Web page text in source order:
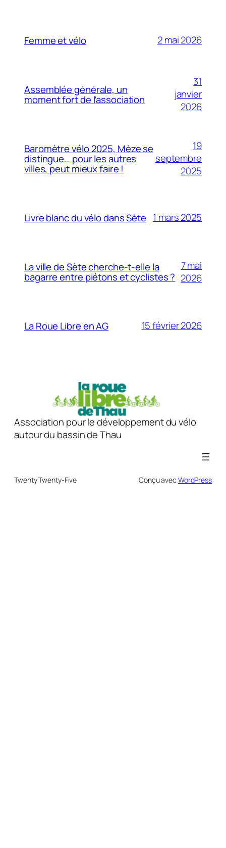
Femme et vélo 2 mai 2026
Assemblée générale, un
moment fort de l’association
31
janvier
2026
Baromètre vélo 2025, Mèze se
distingue… pour les autres
villes, peut mieux faire !
19
septembre
2025
Livre blanc du vélo dans Sète 1 mars 2025
La ville de Sète cherche-t-elle la
bagarre entre piétons et cyclistes ?
7 mai
2026
La Roue Libre en AG 15 février 2026
Association pour le développement du vélo
autour du bassin de Thau
Twenty Twenty-Five Conçu avec WordPress